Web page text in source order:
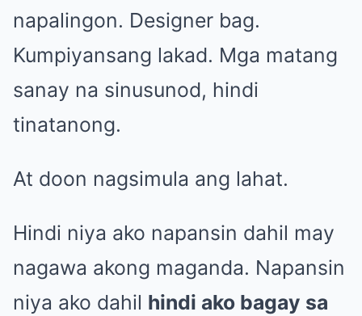
napalingon. Designer bag.
Kumpiyansang lakad. Mga matang
sanay na sinusunod, hindi
tinatanong.
At doon nagsimula ang lahat.
Hindi niya ako napansin dahil may
nagawa akong maganda. Napansin
niya ako dahil hindi ako bagay sa